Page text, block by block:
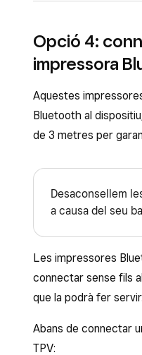
una finestra
configurar-la
personalitzat.
Per connectar
Toca≡ Més>
Toca la
seleccionada.
connectada al
Crea o assigna
Opció 4:
impressora
Aquestes
Bluetooth al
de 3 metres per
Desaconsellem
a causa del seu
Les impressores
connectar sense fils
que la podrà fer servir.
Abans de connectar
TPV: